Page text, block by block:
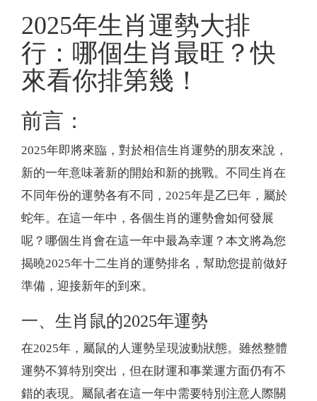
2025年生肖運勢大排
行：哪個生肖最旺？快
來看你排第幾！
前言：
2025年即將來臨，對於相信生肖運勢的朋友來說，
新的一年意味著新的開始和新的挑戰。不同生肖在
不同年份的運勢各有不同，2025年是乙巳年，屬於
蛇年。在這一年中，各個生肖的運勢會如何發展
呢？哪個生肖會在這一年中最為幸運？本文將為您
揭曉2025年十二生肖的運勢排名，幫助您提前做好
準備，迎接新年的到來。
一、生肖鼠的2025年運勢
在2025年，屬鼠的人運勢呈現波動狀態。雖然整體
運勢不算特別突出，但在財運和事業運方面仍有不
錯的表現。屬鼠者在這一年中需要特別注意人際關